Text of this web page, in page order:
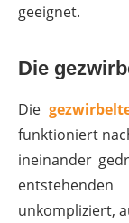
geeignet.
Die
Die
funktioniert
ineinander
unkompliziert,